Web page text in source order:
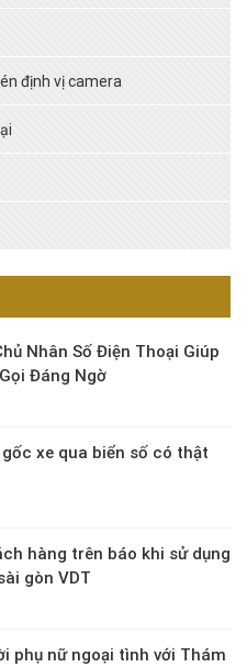
định vị camera
Nhân Số Điện Thoại Giúp
Đáng Ngờ
xe qua biển số có thật
hàng trên báo khi sử dụng
gòn VDT
phụ nữ ngoại tình với Thám